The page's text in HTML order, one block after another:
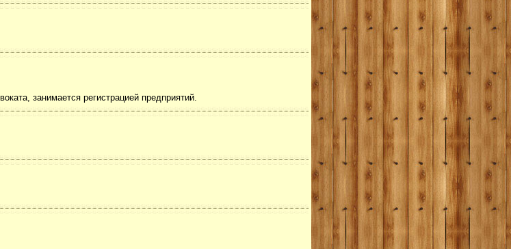
занимается регистрацией предприятий.